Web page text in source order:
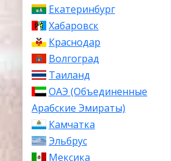
Екатеринбург
Хабаровск
Краснодар
Волгоград
Таиланд
ОАЭ (Объединенные
Арабские Эмираты)
Камчатка
Эльбрус
Мексика